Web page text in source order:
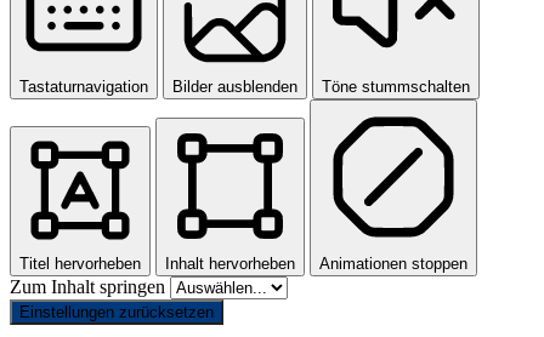
Tastaturnavigation Bilder ausblenden Töne stummschalten
Titel hervorheben Inhalt hervorheben Animationen stoppen
Zum Inhalt springen
Einstellungen zurücksetzen